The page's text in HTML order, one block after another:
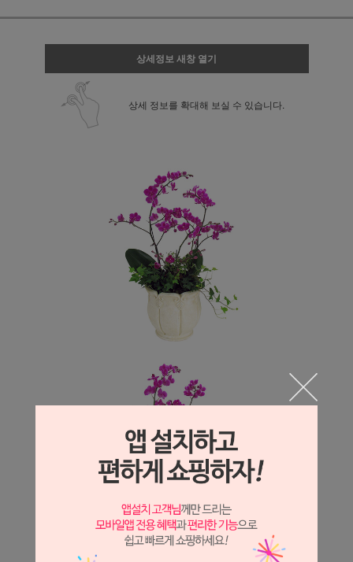
상세정보 새창 열기
상세 정보를 확대해 보실 수 있습니다.